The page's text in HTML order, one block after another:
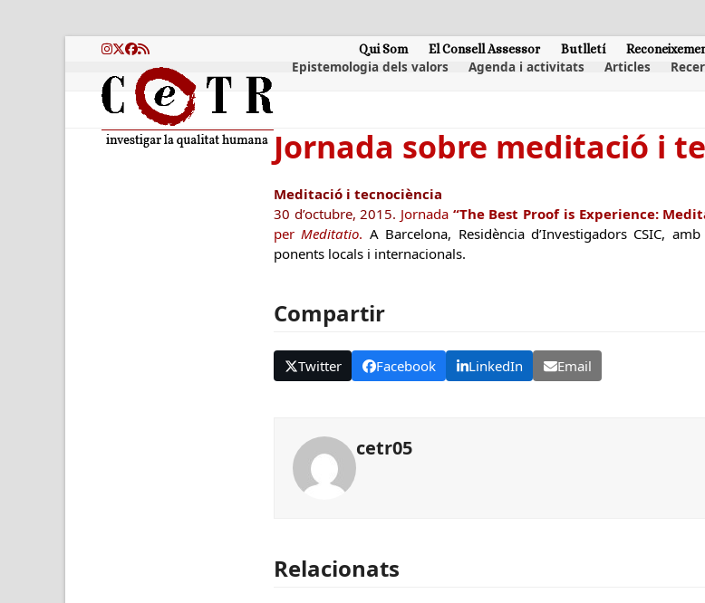
Instagram
Twitter
Facebook
RSS Qui Som El Consell Assessor Butlletí
Epistemologia dels valors Agenda i activitats Articles
Jornada sobre meditació i
Meditació i tecnociència
30 d’octubre, 2015. Jornada “The Best Proof is Experience:
perMeditatio. A Barcelona, Residència d’Investigadors CSIC,
ponents locals i internacionals.
Compartir
Twitter Facebook LinkedIn Email
cetr05
Relacionats